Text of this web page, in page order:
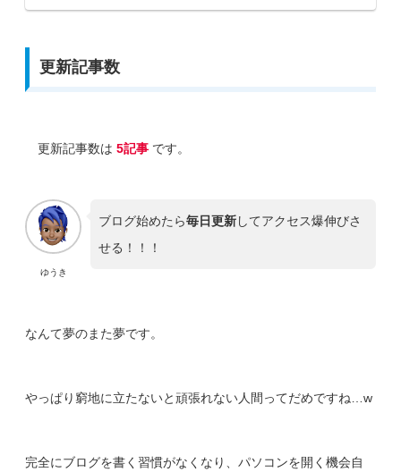
更新記事数
更新記事数は5記事 です。
ゆうき
ブログ始めたら毎日更新してアクセス爆伸びさ
せる！！！
なんて夢のまた夢です。
やっぱり窮地に立たないと頑張れない人間ってだめですね…w
完全にブログを書く習慣がなくなり、パソコンを開く機会自